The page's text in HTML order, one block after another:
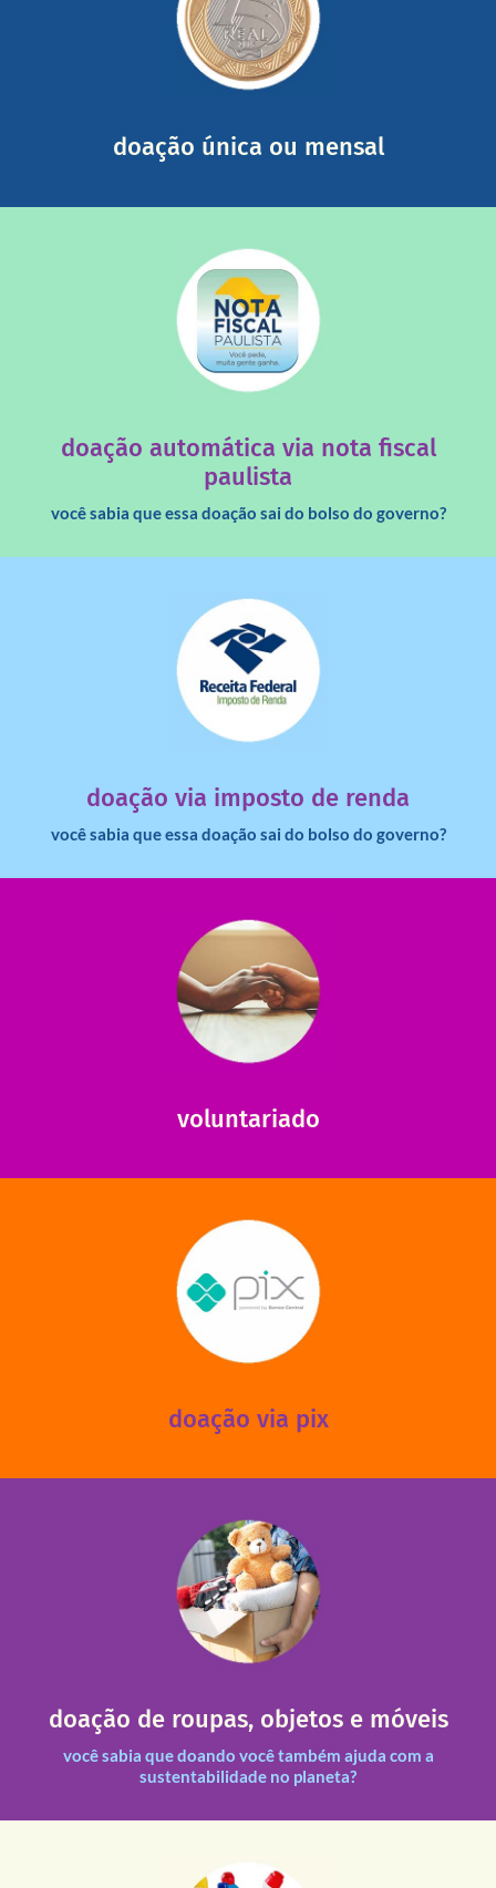
doação única ou mensal
mail mostrando tudo o que fizemos com a sua ajuda
somada a de outras pessoas.
doação automática via nota fiscal
paulista
você sabia que essa doação sai do bolso do governo?
saiba mais
doação via imposto de renda
você sabia que essa doação sai do bolso do governo?
dinheiro deixa de ir para o governo?
saiba mais
voluntariado
ajudar com certos assuntos. Entre em contato conosco e
saiba como nos ajudar.
saiba mais
doação via pix
via PIX? Elas também são muito importantes para
mantermos nossas unidades em funcionamento!
saiba mais
doação de roupas, objetos e móveis
você sabia que doando você também ajuda com a
sustentabilidade no planeta?
entre nossas unidades assim como outras instituições
Você pode doar esses itens na Rua Belmonte, 547 – Vila
Leopoldina – De segunda a sexta, das 8h30 às 11h30 e
das 13h30 às 17h30 (sextas até às 16h30).
fale conosco